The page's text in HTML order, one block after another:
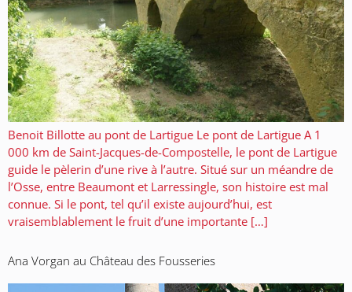
Benoit Billotte au pont de Lartigue Le pont de Lartigue A 1
000 km de Saint-Jacques-de-Compostelle, le pont de Lartigue
guide le pèlerin d’une rive à l’autre. Situé sur un méandre de
l’Osse, entre Beaumont et Larressingle, son histoire est mal
connue. Si le pont, tel qu’il existe aujourd’hui, est
vraisemblablement le fruit d’une importante […]
Ana Vorgan au Château des Fousseries